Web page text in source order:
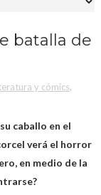
batalla de
y cómics,
caballo en el
verá el horror
en medio de la